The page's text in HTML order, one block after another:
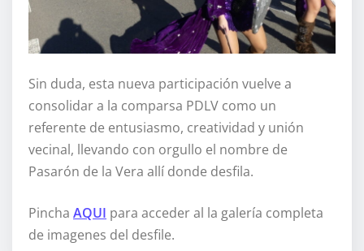
Sin duda, esta nueva participación vuelve a
consolidar a la comparsa PDLV como un
referente de entusiasmo, creatividad y unión
vecinal, llevando con orgullo el nombre de
Pasarón de la Vera allí donde desfila.
Pincha AQUI para acceder al la galería completa
de imagenes del desfile.